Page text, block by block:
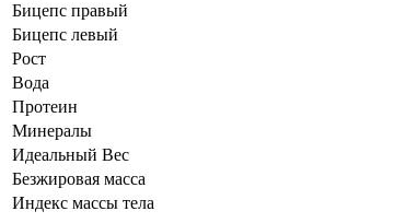
Бицепс правый
Бицепс левый
Рост
Вода
Протеин
Минералы
Идеальный Вес
Безжировая масса
Индекс массы тела